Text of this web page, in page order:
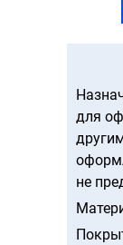
для
не